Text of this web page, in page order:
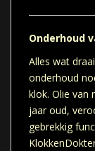
Onderhoud
Alles wat
onderhoud
klok. Olie van
jaar oud,
gebrekkig